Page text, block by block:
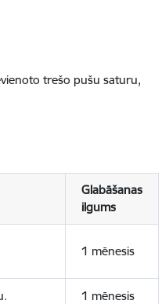
trešo pušu saturu,
Glabāšanas
ilgums
1 mēnesis
1 mēnesis